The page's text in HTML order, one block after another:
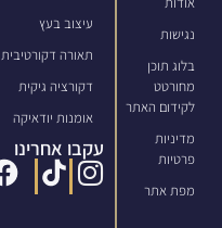
נגישות
בלוג תוכן
מחורטט
לקידום האתר
מדיניות
פרטיות
מפת אתר
עיצוב בעץ
תאורה דקורטיבית
דקורציה גיקית
אומנות יודאיקה
עקבו אחרינו